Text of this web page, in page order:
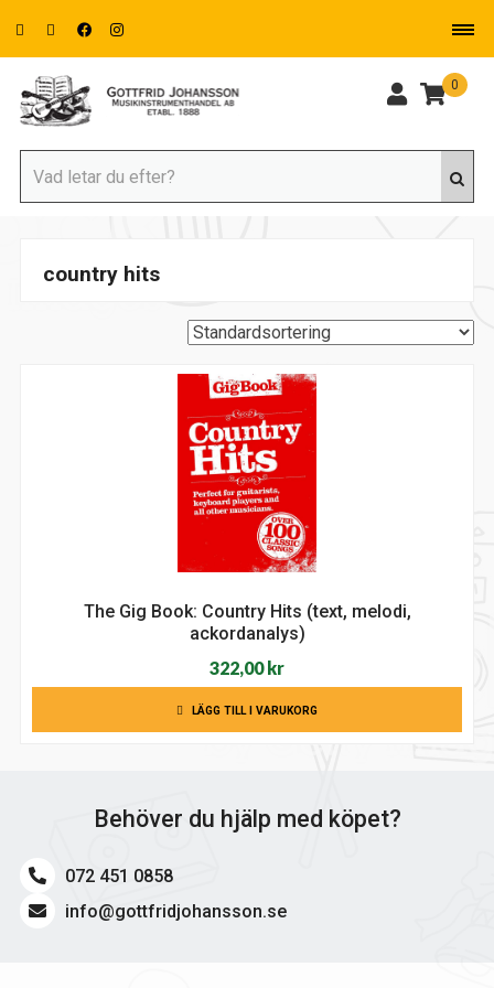
0
country hits
The Gig Book: Country Hits (text, melodi,
ackordanalys)
322,00 kr
LÄGG TILL I VARUKORG
Behöver du hjälp med köpet?
072 451 0858
info@gottfridjohansson.se